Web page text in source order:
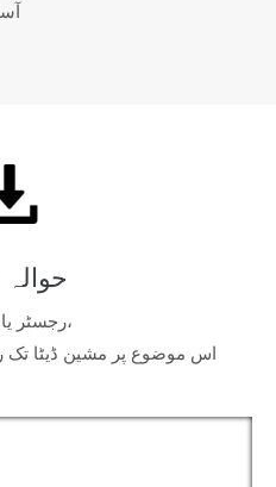
رجسٹر یا لاگ ان،
اس موضوع پر مشین ڈیٹا تک